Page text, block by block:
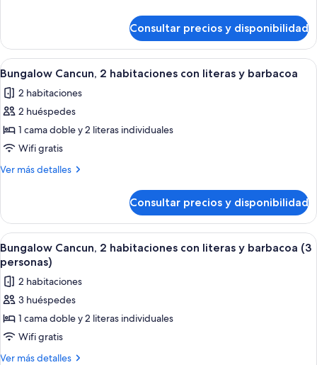
con
literas
(4
personas)
Aruba,
habitaciones
literas
(4
Consultar precios y disponibilidad
Abrir
todas
las
fotos
de
Bungalow
Cancun,
con
literas
y
barbacoa
Un espacio exterior techado con una
5
Bungalow Cancun, 2 habitaciones con literas y barbacoa
2 habitaciones
2 huéspedes
1 cama doble y 2 literas individuales
Wifi gratis
Ver más detalles
Más
Cancun,
habitaciones
con
literas
barbacoa
Consultar precios y disponibilidad
Abrir
todas
las
fotos
de
Bungalow
Cancun,
2
Un espacio exterior techado con una
5
Bungalow Cancun, 2 habitaciones con literas y barbacoa (3
personas)
2 habitaciones
3 huéspedes
1 cama doble y 2 literas individuales
Wifi gratis
Ver más detalles
Más